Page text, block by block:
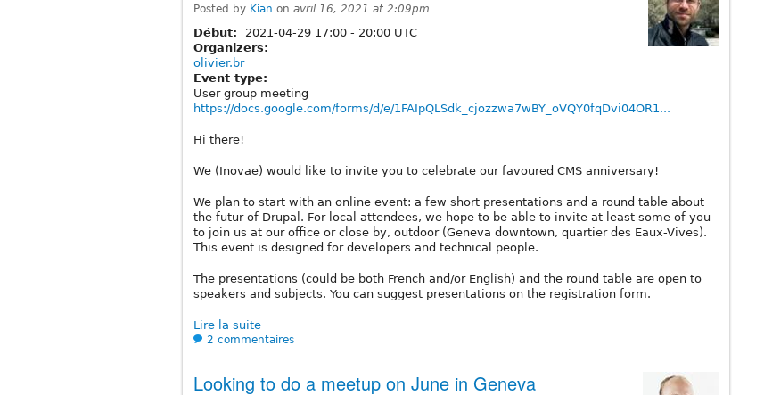
Posted by Kian on avril 16, 2021 at 2:09pm
Début: 2021-04-29 17:00 - 20:00 UTC
Organizers:
olivier.br
Event type:
User group meeting
https://docs.google.com/forms/d/e/1FAIpQLSdk_cjozzwa7wBY_oVQY0fqDvi04OR1...
Hi there!
We (Inovae) would like to invite you to celebrate our favoured CMS anniversary!
We plan to start with an online event: a few short presentations and a round table about
the futur of Drupal. For local attendees, we hope to be able to invite at least some of you
to join us at our office or close by, outdoor (Geneva downtown, quartier des Eaux-Vives).
This event is designed for developers and technical people.
The presentations (could be both French and/or English) and the round table are open to
speakers and subjects. You can suggest presentations on the registration form.
Lire la suite
2 commentaires
Looking to do a meetup on June in Geneva